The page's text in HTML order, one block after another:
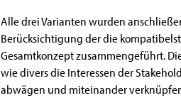
Alle drei Varianten wurden
Berücksichtigung der die
Gesamtkonzept zusammengeführt.
wie divers die Interessen der
abwägen und miteinander